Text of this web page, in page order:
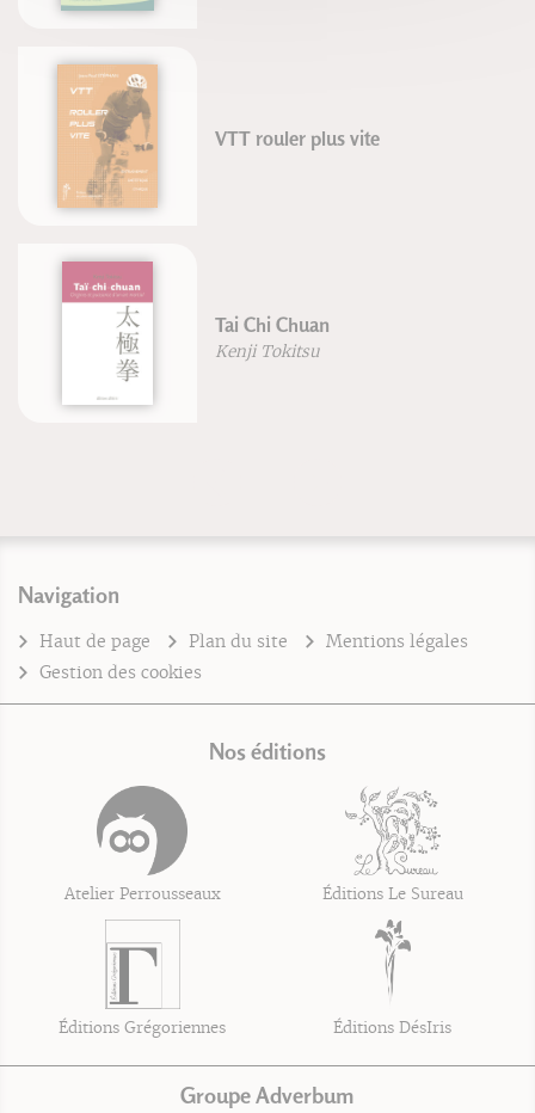
VTT rouler plus vite
Tai Chi Chuan
Kenji Tokitsu
Navigation
Haut de page Plan du site
Mentions légales
Gestion des cookies
Nos éditions
Atelier Perrousseaux Éditions Le Sureau
Éditions Grégoriennes Éditions DésIris
Groupe Adverbum